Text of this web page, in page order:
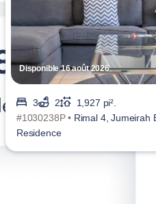
Disponible 16 août 2026
3 2
1,927 pi².
#1030238P • Rimal 4, Jumeirah
Residence